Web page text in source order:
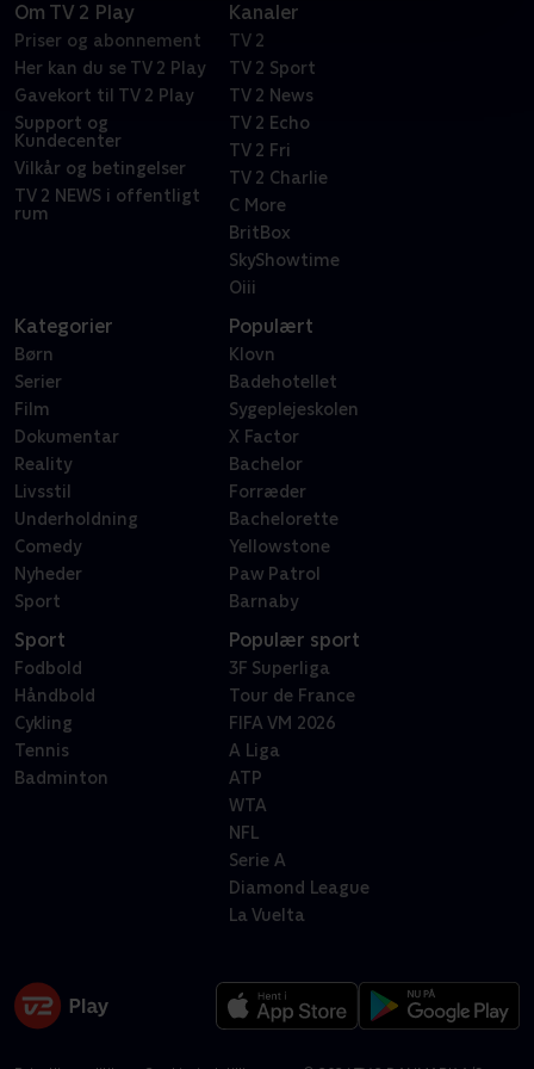
Om TV 2 Play
Priser og abonnement
Her kan du se TV 2 Play
Gavekort til TV 2 Play
Support og
Kundecenter
Vilkår og betingelser
TV 2 NEWS i offentligt
rum
Kanaler
TV 2
TV 2 Sport
TV 2 News
TV 2 Echo
TV 2 Fri
TV 2 Charlie
C More
BritBox
SkyShowtime
Oiii
Kategorier
Børn
Serier
Film
Dokumentar
Reality
Livsstil
Underholdning
Comedy
Nyheder
Sport
Populært
Klovn
Badehotellet
Sygeplejeskolen
X Factor
Bachelor
Forræder
Bachelorette
Yellowstone
Paw Patrol
Barnaby
Sport
Fodbold
Håndbold
Cykling
Tennis
Badminton
Populær sport
3F Superliga
Tour de France
FIFA VM 2026
A Liga
ATP
WTA
NFL
Serie A
Diamond League
La Vuelta